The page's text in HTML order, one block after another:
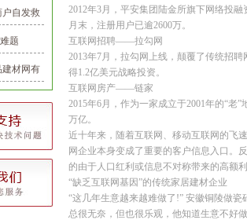
建材
户自发救
题
建材网有
2012年3月，平安集团陆金所旗下网络投
月末，注册用户已逾2600万。
互联网招聘——拉勾网
2013年7月，拉勾网上线，颠覆了传统招
得1.2亿美元战略投资。
互联网房产——链家
2015年6月，作为一家成立于2001年的“老
万亿。
近十年来，随着互联网、移动互联网的飞
网企业本身变成了重要的客户信息入口。
的由于人口红利或信息不对称带来的高额
“缺乏互联网基因”的传统家居建材企业
“这几年生意越来越难做了!” 安徽铜陵做
总很无奈，但也很乐观，他知道生意不好